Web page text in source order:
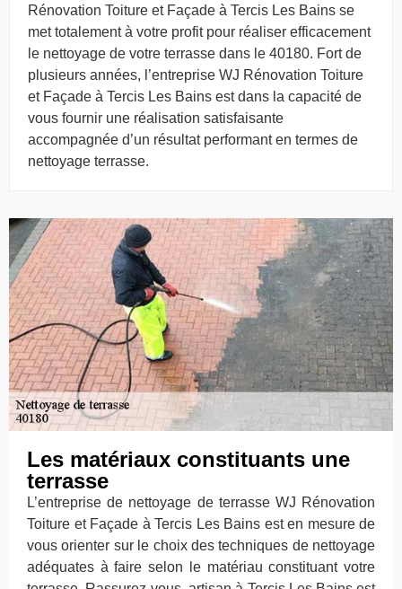
Rénovation Toiture et Façade à Tercis Les Bains se
met totalement à votre profit pour réaliser efficacement
le nettoyage de votre terrasse dans le 40180. Fort de
plusieurs années, l’entreprise WJ Rénovation Toiture
et Façade à Tercis Les Bains est dans la capacité de
vous fournir une réalisation satisfaisante
accompagnée d’un résultat performant en termes de
nettoyage terrasse.
Les matériaux constituants une
terrasse
L’entreprise de nettoyage de terrasse WJ Rénovation
Toiture et Façade à Tercis Les Bains est en mesure de
vous orienter sur le choix des techniques de nettoyage
adéquates à faire selon le matériau constituant votre